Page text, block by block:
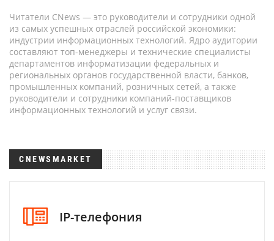
Читатели CNews — это руководители и сотрудники одной
из самых успешных отраслей российской экономики:
индустрии информационных технологий. Ядро аудитории
составляют топ-менеджеры и технические специалисты
департаментов информатизации федеральных и
региональных органов государственной власти, банков,
промышленных компаний, розничных сетей, а также
руководители и сотрудники компаний-поставщиков
информационных технологий и услуг связи.
CNEWSMARKET
IP-телефония